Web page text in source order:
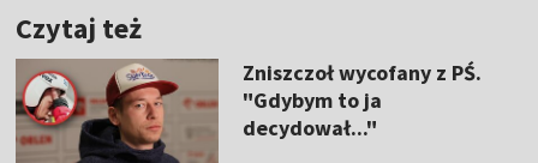
Czytaj też
Zniszczoł wycofany z PŚ.
"Gdybym to ja
decydował..."